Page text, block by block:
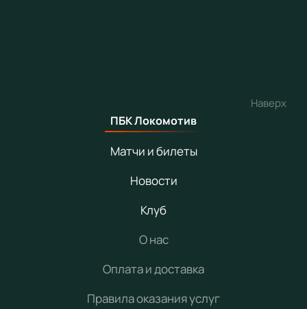
Наверх
ПБК Локомотив
Матчи и билеты
Новости
Клуб
О нас
Оплата и доставка
Правила оказания услуг